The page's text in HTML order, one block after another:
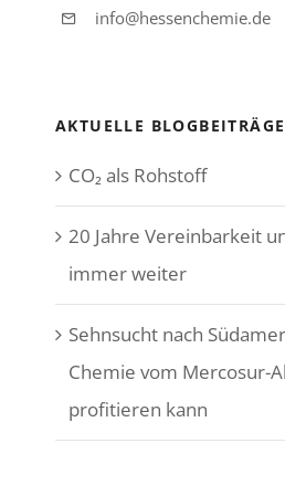
info@hessenchemie.de
AKTUELLE BLOGBEITRÄGE
CO₂ als Rohstoff
20 Jahre Vereinbarkeit
immer weiter
Sehnsucht nach
Chemie vom Mercosur-
profitieren kann